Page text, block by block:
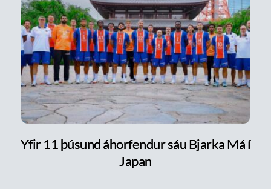
Yfir 11 þúsund áhorfendur sáu Bjarka Má í
Japan